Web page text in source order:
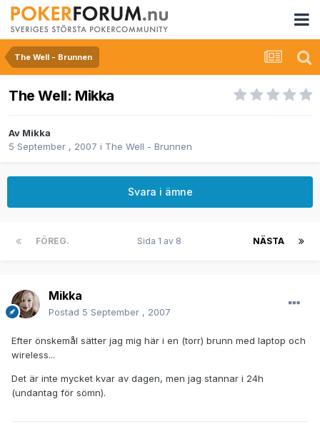
The Well - Brunnen
The Well: Mikka
Av Mikka
5 September , 2007 i The Well - Brunnen
Svara i ämne
FÖREG. NÄSTA
Sida 1 av 8
Mikka
Postad 5 September , 2007
Efter önskemål sätter jag mig här i en (torr) brunn med laptop och
wireless...
Det är inte mycket kvar av dagen, men jag stannar i 24h
(undantag för sömn).